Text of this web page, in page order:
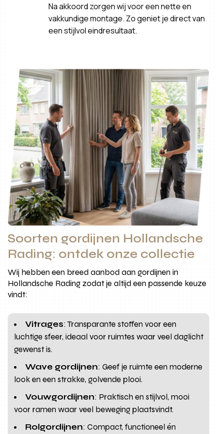
Na akkoord zorgen wij voor een nette en
vakkundige montage. Zo geniet je direct van
een stijlvol eindresultaat.
Soorten gordijnen Hollandsche
Rading: ontdek onze collectie
Wij hebben een breed aanbod aan gordijnen in
Hollandsche Rading zodat je altijd een passende keuze
vindt:
Vitrages: Transparante stoffen voor een
luchtige sfeer, ideaal voor ruimtes waar veel daglicht
gewenst is.
Wave gordijnen: Geef je ruimte een moderne
look en een strakke, golvende plooi.
Vouwgordijnen: Praktisch en stijlvol, mooi
voor ramen waar veel beweging plaatsvindt.
Rolgordijnen: Compact, functioneel én